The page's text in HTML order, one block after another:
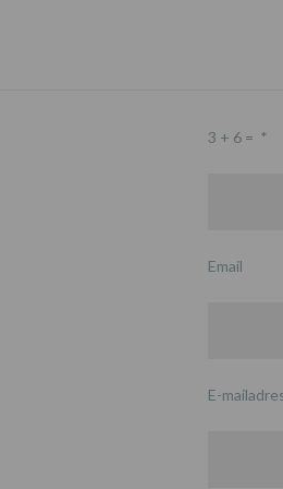
3 + 6 = *
Email
E-